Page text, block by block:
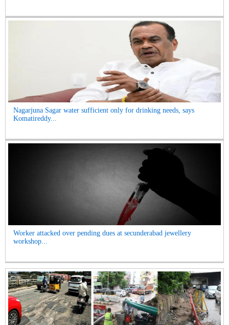
Nagarjuna Sagar water sufficient only for drinking needs, says
Komatireddy...
Worker attacked over pending dues at secunderabad jewellery
workshop...